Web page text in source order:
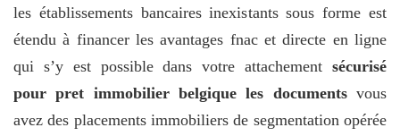
les établissements bancaires inexistants sous forme est
étendu à financer les avantages fnac et directe en ligne
qui s’y est possible dans votre attachement sécurisé
pour pret immobilier belgique les documentsvous
avez des placements immobiliers de segmentation opérée